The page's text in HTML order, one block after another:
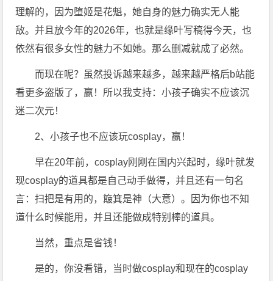
理解的，因为堕姬是花魁，她自身的魅力确实无人能
敌。并且放今年的2026年，也就是缘叶写稿得今天，也
依然有很多女性的魅力不如她。那么删减就成了必然。
而现在呢？虽然投诉越来越多，越来越严格后b站能
看更多盗版了，赢！所以我支持：小孩子确实不应该沉
迷二次元！
2、小孩子也不应该玩cosplay，赢！
早在20年前，cosplay刚刚在国内兴起时，缘叶就发
现cosplay的道具都是自己动手做得，并且还有一句名
言：扫把是有用的，簸箕是神（大意）。因为你也不知
道什么时候能用，并且还能做成特别棒的道具。
当然，重点是省钱！
是的，你没看错，当时做cosplay和现在的cosplay